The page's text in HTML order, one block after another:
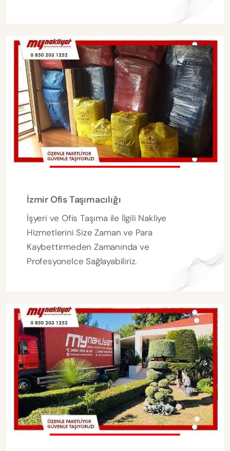
İzmir Ofis Taşımacılığı
İşyeri ve Ofis Taşıma ile İlgili Nakliye
Hizmetlerini Size Zaman ve Para
Kaybettirmeden Zamanında ve
Profesyonelce Sağlayabiliriz.